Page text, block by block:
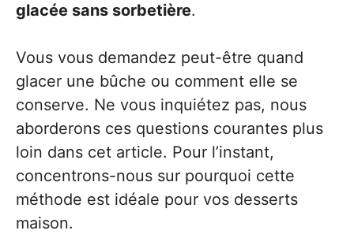
glacée sans sorbetière.
Vous vous demandez peut-être quand
glacer une bûche ou comment elle se
conserve. Ne vous inquiétez pas, nous
aborderons ces questions courantes plus
loin dans cet article. Pour l’instant,
concentrons-nous sur pourquoi cette
méthode est idéale pour vos desserts
maison.